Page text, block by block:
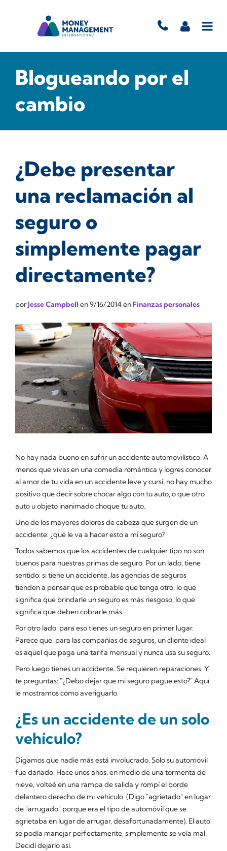
Blogueando por el
cambio
¿Debe presentar
una reclamación al
seguro o
simplemente pagar
directamente?
porJesse Campbell en9/16/2014 enFinanzas personales
No hay nada bueno en sufrir un accidente automovilístico. A
menos que vivas en una comedia romántica y logres conocer
al amor de tu vida en un accidente leve y cursi, no hay mucho
positivo que decir sobre chocar algo con tu auto, o que otro
auto u objeto inanimado choque tu auto.
Uno de los mayores dolores de cabeza que surgen de un
accidente: ¿qué le va a hacer esto a mi seguro?
Todos sabemos que los accidentes de cualquier tipo no son
buenos para nuestras primas de seguro. Por un lado, tiene
sentido: si tiene un accidente, las agencias de seguros
tienden a pensar que es probable que tenga otro, lo que
significa que brindarle un seguro es más riesgoso, lo que
significa que deben cobrarle más.
Por otro lado, para eso tienes un seguro en primer lugar.
Parece que, para las compañías de seguros, un cliente ideal
es aquel que paga una tarifa mensual y nunca usa su seguro.
Pero luego tienes un accidente. Se requieren reparaciones. Y
te preguntas: "¿Debo dejar que mi seguro pague esto?" Aquí
le mostramos cómo averiguarlo.
¿Es un accidente de un solo
vehículo?
Digamos que nadie más está involucrado. Solo su automóvil
fue dañado. Hace unos años, en medio de una tormenta de
nieve, volteé en una rampa de salida y rompí el borde
delantero derecho de mi vehículo. (Digo "agrietado" en lugar
de "arrugado" porque era el tipo de automóvil que se
agrietaba en lugar de arrugar, desafortunadamente). El auto
se podía manejar perfectamente, simplemente se veía mal.
Decidí dejarlo así.